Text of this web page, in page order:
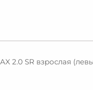
2.0 SR взрослая